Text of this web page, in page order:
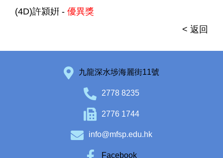
(4D)許潁姸 - 優異獎
< 返回
九龍深水埗海麗街11號
2778 8235
2776 1744
info@mfsp.edu.hk
Facebook